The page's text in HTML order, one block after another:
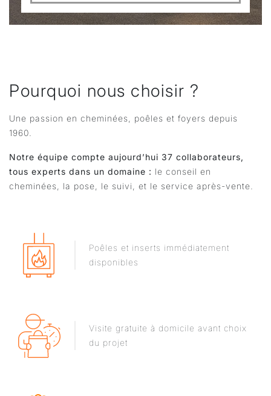
Pourquoi nous choisir ?
Une passion en cheminées, poêles et foyers depuis
1960.
Notre équipe compte aujourd’hui 37 collaborateurs,
tous experts dans un domaine : le conseil en
cheminées, la pose, le suivi, et le service après-vente.
Visite gratuite à domicile avant choix
du projet
Poêles et inserts immédiatement
disponibles